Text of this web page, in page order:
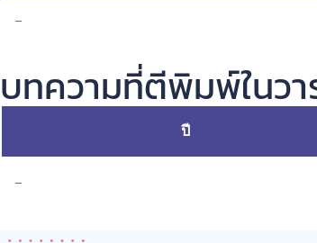
–
บทความที่ตีพิมพ์ในวา
ปี
–